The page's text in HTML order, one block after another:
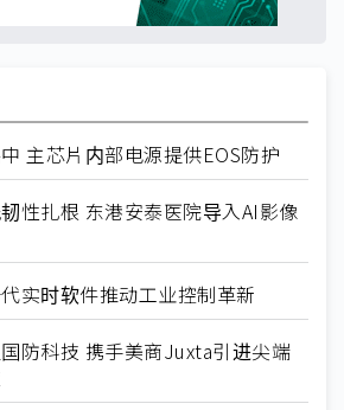
主芯片内部电源提供EOS防护
性扎根 东港安泰医院导入AI影像
实时软件推动工业控制革新
防科技 携手美商Juxta引进尖端